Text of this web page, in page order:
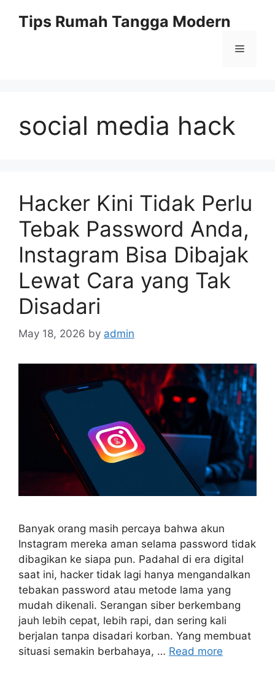
Tips Rumah Tangga Modern
Menu
social media hack
Hacker Kini Tidak Perlu
Tebak Password Anda,
Instagram Bisa Dibajak
Lewat Cara yang Tak
Disadari
May 18, 2026 by admin
Banyak orang masih percaya bahwa akun
Instagram mereka aman selama password tidak
dibagikan ke siapa pun. Padahal di era digital
saat ini, hacker tidak lagi hanya mengandalkan
tebakan password atau metode lama yang
mudah dikenali. Serangan siber berkembang
jauh lebih cepat, lebih rapi, dan sering kali
berjalan tanpa disadari korban. Yang membuat
situasi semakin berbahaya, … Read more